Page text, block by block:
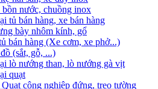
nước, chuồng inox
tủ bán hàng, xe bán hàng
bày nhôm kính, gổ
bán hàng (Xe cơm, xe phở...)
(sắt, gỗ, ...)
lò nướng than, lò nướng gà vịt
quạt
công nghiệp đứng, treo tường